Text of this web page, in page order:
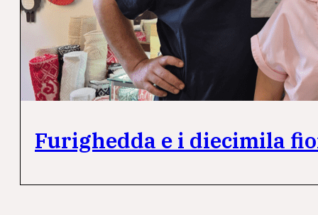
Furighedda e i diecimila